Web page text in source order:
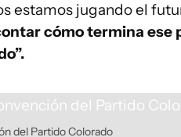
estamos jugando el
cómo termina ese
del Partido Colorado